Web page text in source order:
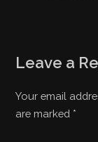
Leave a
Your email
are marked *